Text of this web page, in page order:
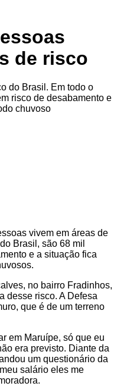
de risco
do Brasil. Em todo o
risco de desabamento e
chuvoso
vivem em áreas de
Brasil, são 68 mil
e a situação fica
no bairro Fradinhos,
desse risco. A Defesa
que é de um terreno
em Maruípe, só que eu
era previsto. Diante da
um questionário da
salário eles me